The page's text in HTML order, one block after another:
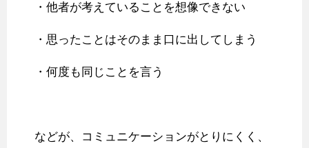
・他者が考えていることを想像できない
・思ったことはそのまま口に出してしまう
・何度も同じことを言う
などが、コミュニケーションがとりにくく、